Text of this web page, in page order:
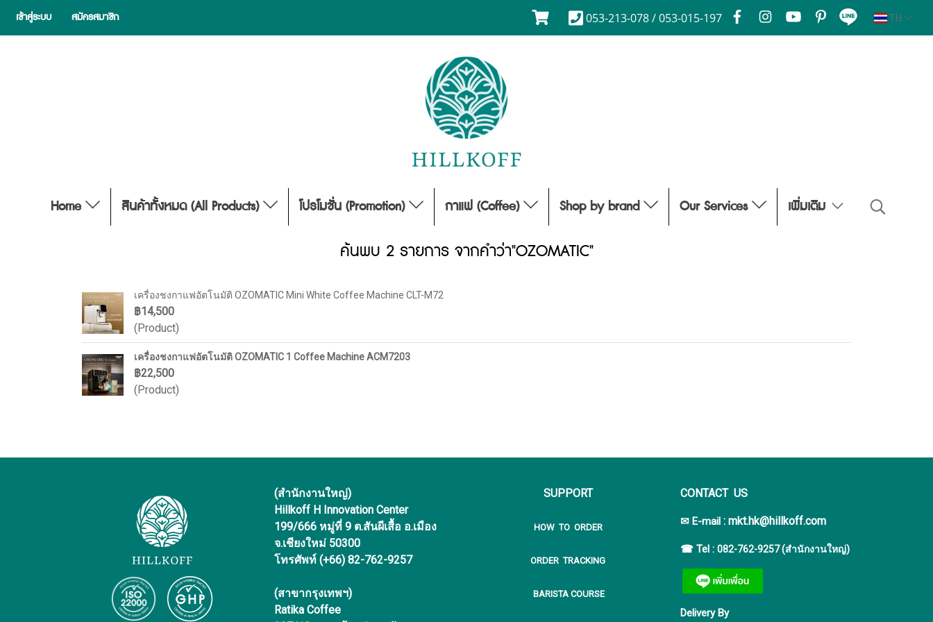
เข้าสู่ระบบ สมัครสมาชิก 053-213-078 / 053-015-197 TH
Home สินค้าทั้งหมด (All Products) โปรโมชั่น (Promotion) กาแฟ (Coffee) Shop by brand Our Services เพิ่มเติม
ค้นพบ 2 รายการ จากคำว่า"OZOMATIC"
เครื่องชงกาแฟอัตโนมัติ OZOMATIC Mini White Coffee Machine CLT-M72
฿14,500
(Product)
เครื่องชงกาแฟอัตโนมัติ OZOMATIC 1 Coffee Machine ACM7203
฿22,500
(Product)
(สำนักงานใหญ่)
Hillkoff H Innovation Center
199/666 หมู่ที่ 9 ต.สันผีเสื้อ อ.เมือง
จ.เชียงใหม่ 50300
โทรศัพท์ (+66) 82-762-9257
(สาขากรุงเทพฯ)
Ratika Coffee
SUPPORT
HOW TO ORDER
ORDER TRACKING
BARISTA COURSE
CONTACT US
✉ E-mail:mkt.hk@hillkoff.com
☎ Tel : 082-762-9257 (สำนักงานใหญ่)
Delivery By